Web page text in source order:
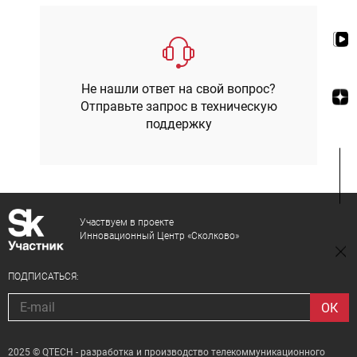
Не нашли ответ на свой вопрос?
Отправьте запрос в техническую
поддержку
Участвуем в проекте
Инновационный Центр «Сколково»
ПОДПИСАТЬСЯ:
2025 © QTECH - разработка и производство телекоммуникационного